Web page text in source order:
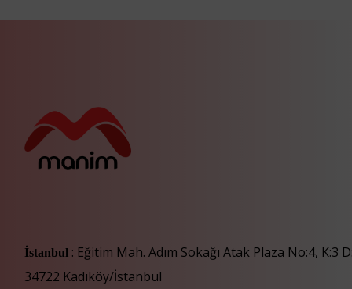
İstanbul : Eğitim Mah. Adım Sokağı Atak Plaza No:4, K:3
34722 Kadıköy/İstanbul